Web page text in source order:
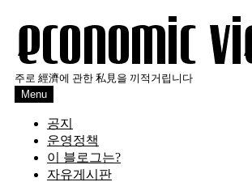
주로 經濟에 관한 私見을 끼적거립니다
Menu
공지
운영정책
이 블로그는?
자유게시판